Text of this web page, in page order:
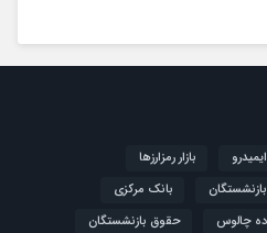
ایمیدرو
بازار رمزارزها
بازنشستگان
بانک مرکزی
چالوس
حقوق بازنشستگان